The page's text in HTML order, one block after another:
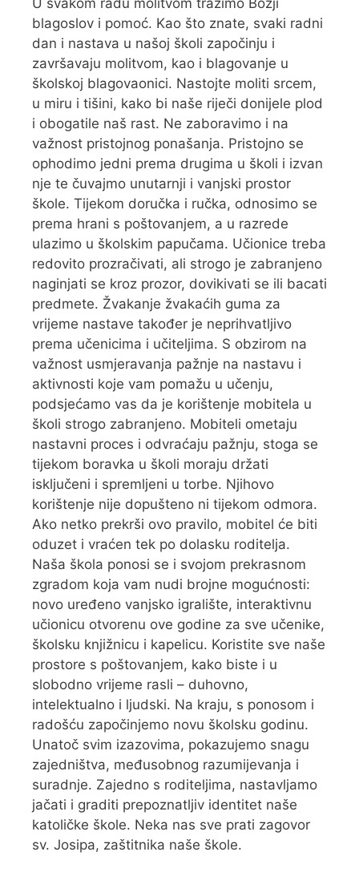
U svakom radu molitvom tražimo Božji
blagoslov i pomoć. Kao što znate, svaki radni
dan i nastava u našoj školi započinju i
završavaju molitvom, kao i blagovanje u
školskoj blagovaonici. Nastojte moliti srcem,
u miru i tišini, kako bi naše riječi donijele plod
i obogatile naš rast. Ne zaboravimo i na
važnost pristojnog ponašanja. Pristojno se
ophodimo jedni prema drugima u školi i izvan
nje te čuvajmo unutarnji i vanjski prostor
škole. Tijekom doručka i ručka, odnosimo se
prema hrani s poštovanjem, a u razrede
ulazimo u školskim papučama. Učionice treba
redovito prozračivati, ali strogo je zabranjeno
naginjati se kroz prozor, dovikivati se ili bacati
predmete. Žvakanje žvakaćih guma za
vrijeme nastave također je neprihvatljivo
prema učenicima i učiteljima. S obzirom na
važnost usmjeravanja pažnje na nastavu i
aktivnosti koje vam pomažu u učenju,
podsjećamo vas da je korištenje mobitela u
školi strogo zabranjeno. Mobiteli ometaju
nastavni proces i odvraćaju pažnju, stoga se
tijekom boravka u školi moraju držati
isključeni i spremljeni u torbe. Njihovo
korištenje nije dopušteno ni tijekom odmora.
Ako netko prekrši ovo pravilo, mobitel će biti
oduzet i vraćen tek po dolasku roditelja.
Naša škola ponosi se i svojom prekrasnom
zgradom koja vam nudi brojne mogućnosti:
novo uređeno vanjsko igralište, interaktivnu
učionicu otvorenu ove godine za sve učenike,
školsku knjižnicu i kapelicu. Koristite sve naše
prostore s poštovanjem, kako biste i u
slobodno vrijeme rasli – duhovno,
intelektualno i ljudski. Na kraju, s ponosom i
radošću započinjemo novu školsku godinu.
Unatoč svim izazovima, pokazujemo snagu
zajedništva, međusobnog razumijevanja i
suradnje. Zajedno s roditeljima, nastavljamo
jačati i graditi prepoznatljiv identitet naše
katoličke škole. Neka nas sve prati zagovor
sv. Josipa, zaštitnika naše škole.